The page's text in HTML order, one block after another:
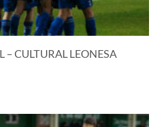
– CULTURAL LEONESA